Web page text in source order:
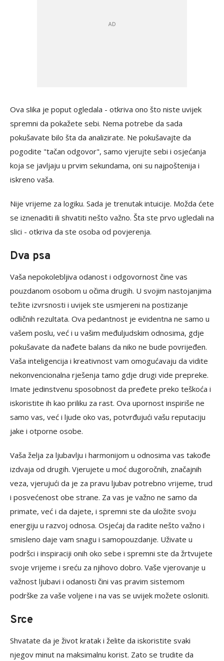
Ova slika je poput ogledala - otkriva ono što niste uvijek
spremni da pokažete sebi. Nema potrebe da sada
pokušavate bilo šta da analizirate. Ne pokušavajte da
pogodite "tačan odgovor", samo vjerujte sebi i osjećanja
koja se javljaju u prvim sekundama, oni su najpoštenija i
iskreno vaša.
Nije vrijeme za logiku. Sada je trenutak intuicije. Možda ćete
se iznenaditi ili shvatiti nešto važno. Šta ste prvo ugledali na
slici - otkriva da ste osoba od povjerenja.
Dva psa
Vaša nepokolebljiva odanost i odgovornost čine vas
pouzdanom osobom u očima drugih. U svojim nastojanjima
težite izvrsnosti i uvijek ste usmjereni na postizanje
odličnih rezultata. Ova pedantnost je evidentna ne samo u
vašem poslu, već i u vašim međuljudskim odnosima, gdje
pokušavate da nađete balans da niko ne bude povrijeđen.
Vaša inteligencija i kreativnost vam omogućavaju da vidite
nekonvencionalna rješenja tamo gdje drugi vide prepreke.
Imate jedinstvenu sposobnost da pređete preko teškoća i
iskoristite ih kao priliku za rast. Ova upornost inspiriše ne
samo vas, već i ljude oko vas, potvrđujući vašu reputaciju
jake i otporne osobe.
Vaša želja za ljubavlju i harmonijom u odnosima vas takođe
izdvaja od drugih. Vjerujete u moć dugoročnih, značajnih
veza, vjerujući da je za pravu ljubav potrebno vrijeme, trud
i posvećenost obe strane. Za vas je važno ne samo da
primate, već i da dajete, i spremni ste da uložite svoju
energiju u razvoj odnosa. Osjećaj da radite nešto važno i
smisleno daje vam snagu i samopouzdanje. Uživate u
podršci i inspiraciji onih oko sebe i spremni ste da žrtvujete
svoje vrijeme i sreću za njihovo dobro. Vaše vjerovanje u
važnost ljubavi i odanosti čini vas pravim sistemom
podrške za vaše voljene i na vas se uvijek možete osloniti.
Srce
Shvatate da je život kratak i želite da iskoristite svaki
njegov minut na maksimalnu korist. Zato se trudite da